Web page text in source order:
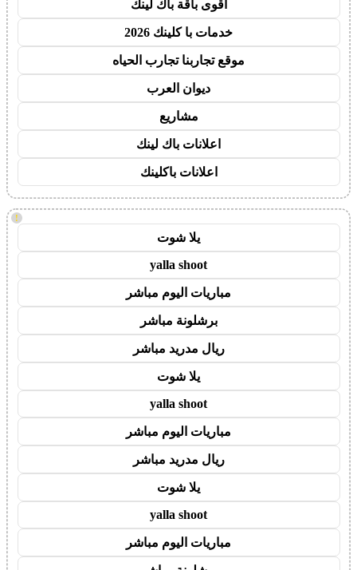
أقوى باقة باك لينك
خدمات با كلينك 2026
موقع تجاربنا تجارب الحياه
ديوان العرب
مشاريع
اعلانات باك لينك
اعلانات باكلينك
!
يلا شوت
yalla shoot
مباريات اليوم مباشر
برشلونة مباشر
ريال مدريد مباشر
يلا شوت
yalla shoot
مباريات اليوم مباشر
ريال مدريد مباشر
يلا شوت
yalla shoot
مباريات اليوم مباشر